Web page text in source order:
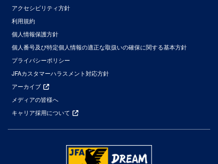
アクセシビリティ方針
利用規約
個人情報保護方針
個人番号及び特定個人情報の適正な取扱いの確保に関する基本方針
プライバシーポリシー
JFAカスタマーハラスメント対応方針
アーカイブ
メディアの皆様へ
キャリア採用について